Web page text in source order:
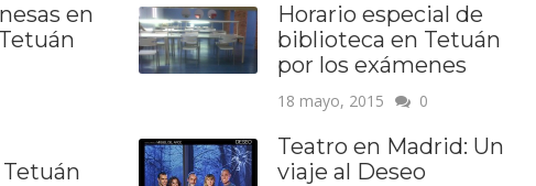
en
Horario especial de
biblioteca en Tetuán
por los exámenes
18 mayo, 2015 0
Teatro en Madrid: Un
viaje al Deseo